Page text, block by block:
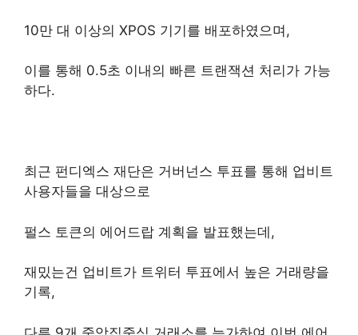
10만 대 이상의 XPOS 기기를 배포하였으며,
이를 통해 0.5초 이내의 빠른 트랜잭션 처리가 가능
하다.
최근 펀디엑스 재단은 거버넌스 투표를 통해 업비트
사용자들을 대상으로
펄스 토큰의 에어드랍 계획을 발표했는데,
재밌는건 업비트가 트위터 투표에서 높은 거래량을
기록,